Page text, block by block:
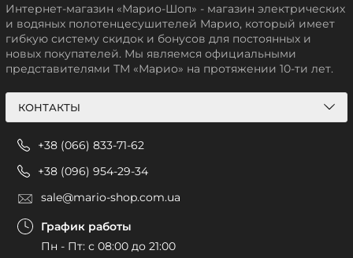
Интернет-магазин «Марио-Шоп» - магазин электрических
и водяных полотенцесушителей Марио, который имеет
гибкую систему скидок и бонусов для постоянных и
новых покупателей. Мы являемся официальными
представителями ТМ «Марио» на протяжении 10-ти лет.
КОНТАКТЫ
+38 (066) 833-71-62
+38 (096) 954-29-34
sale@mario-shop.com.ua
График работы
Пн - Пт: с 08:00 до 21:00